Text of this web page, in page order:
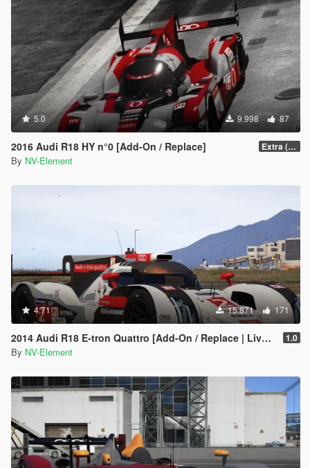
5.0 9.998 87
2016 Audi R18 HY n°0 [Add-On / Replace] Extra (Collision model fix)
By NV-Element
4.71 15.871 171
2014 Audi R18 E-tron Quattro [Add-On / Replace | Liveries | Template] 1.0
By NV-Element